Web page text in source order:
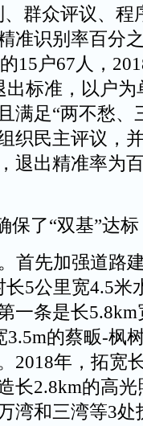
群众评议、程
准识别率百分
15户67人，
出标准，以户
满足“两不愁、
织民主评议，
退出精准率为
了“双基”达标
先加强道路
5公里宽4.5米
一条是长5.8km
的蔡畈-枫
2018年，拓宽
长2.8km的高
湾和三湾等3处